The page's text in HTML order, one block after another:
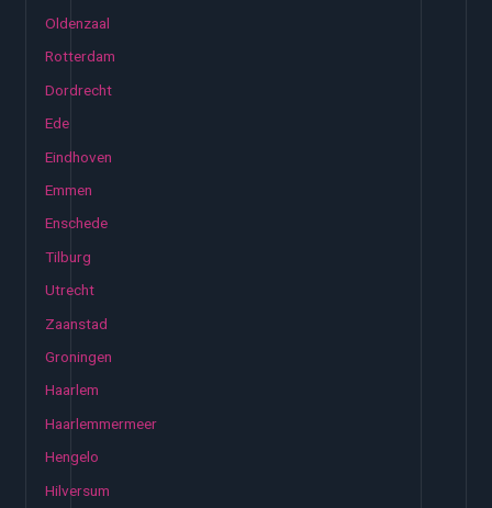
Oldenzaal
Rotterdam
Dordrecht
Ede
Eindhoven
Emmen
Enschede
Tilburg
Utrecht
Zaanstad
Groningen
Haarlem
Haarlemmermeer
Hengelo
Hilversum